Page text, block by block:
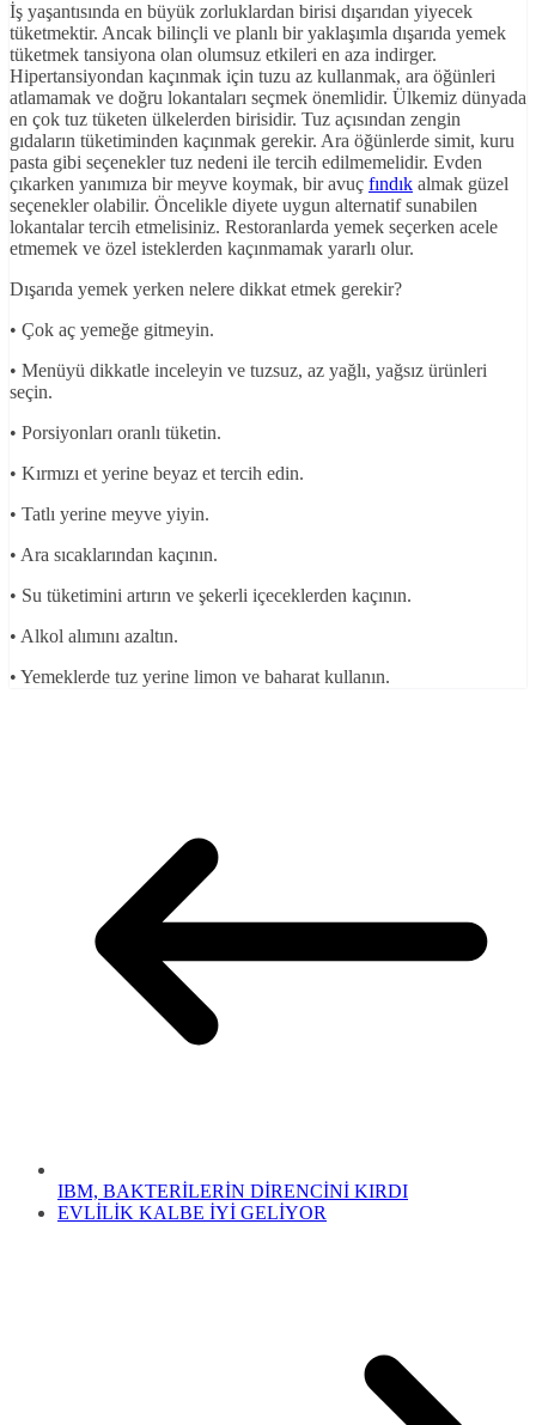
İş yaşantısında en büyük zorluklardan birisi dışarıdan yiyecek
tüketmektir. Ancak bilinçli ve planlı bir yaklaşımla dışarıda yemek
tüketmek tansiyona olan olumsuz etkileri en aza indirger.
Hipertansiyondan kaçınmak için tuzu az kullanmak, ara öğünleri
atlamamak ve doğru lokantaları seçmek önemlidir. Ülkemiz dünyada
en çok tuz tüketen ülkelerden birisidir. Tuz açısından zengin
gıdaların tüketiminden kaçınmak gerekir. Ara öğünlerde simit, kuru
pasta gibi seçenekler tuz nedeni ile tercih edilmemelidir. Evden
çıkarken yanımıza bir meyve koymak, bir avuç fındık almak güzel
seçenekler olabilir. Öncelikle diyete uygun alternatif sunabilen
lokantalar tercih etmelisiniz. Restoranlarda yemek seçerken acele
etmemek ve özel isteklerden kaçınmamak yararlı olur.
Dışarıda yemek yerken nelere dikkat etmek gerekir?
• Çok aç yemeğe gitmeyin.
• Menüyü dikkatle inceleyin ve tuzsuz, az yağlı, yağsız ürünleri
seçin.
• Porsiyonları oranlı tüketin.
• Kırmızı et yerine beyaz et tercih edin.
• Tatlı yerine meyve yiyin.
• Ara sıcaklarından kaçının.
• Su tüketimini artırın ve şekerli içeceklerden kaçının.
• Alkol alımını azaltın.
• Yemeklerde tuz yerine limon ve baharat kullanın.
IBM, BAKTERİLERİN DİRENCİNİ KIRDI
EVLİLİK KALBE İYİ GELİYOR